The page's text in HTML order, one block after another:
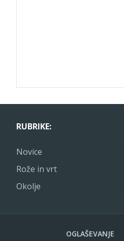
RUBRIKE:
Novice
Rože in vrt
Okolje
OGLAŠEVANJE